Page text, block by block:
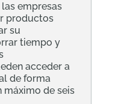
empresas
productos
su
tiempo y
acceder a
de forma
de seis